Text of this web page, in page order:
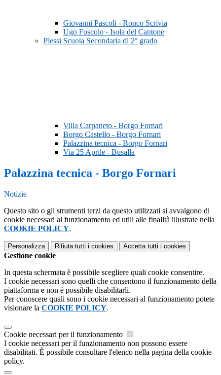
Giovanni Pascoli - Ronco Scrivia
Ugo Foscolo - Isola del Cantone
Plessi Scuola Secondaria di 2° grado
Villa Carpaneto - Borgo Fornari
Borgo Castello - Borgo Fornari
Palazzina tecnica - Borgo Fornari
Via 25 Aprile - Busalla
Palazzina tecnica - Borgo Fornari
Notizie
Questo sito o gli strumenti terzi da questo utilizzati si avvalgono di
cookie necessari al funzionamento ed utili alle finalità illustrate nella
COOKIE POLICY.
Personalizza Rifiuta tutti i cookies Accetta tutti i cookies
Gestione cookie
In questa schermata è possibile scegliere quali cookie consentire.
I cookie necessari sono quelli che consentono il funzionamento della
piattaforma e non è possibile disabilitarli.
Per conoscere quali sono i cookie necessari al funzionamento potete
visionare la COOKIE POLICY.
Cookie necessari per il funzionamento
I cookie necessari per il funzionamento non possono essere
disabilitati. È possibile consultare l'elenco nella pagina della cookie
policy.